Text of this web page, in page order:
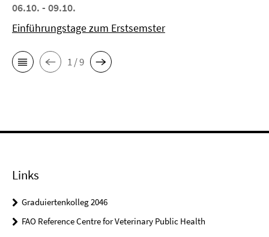
06.10. - 09.10.
Einführungstage zum Erstsemster
1 / 9
Links
Graduiertenkolleg 2046
FAO Reference Centre for Veterinary Public Health